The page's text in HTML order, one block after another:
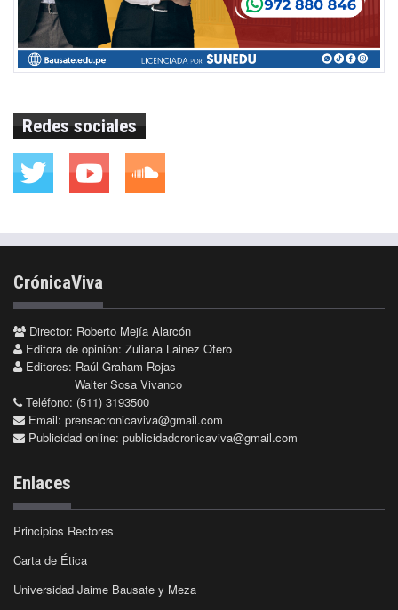
Redes sociales
CrónicaViva
Director: Roberto Mejía Alarcón
Editora de opinión: Zuliana Lainez Otero
Editores: Raúl Graham Rojas
Walter Sosa Vivanco
Teléfono: (511) 3193500
Email: prensacronicaviva@gmail.com
Publicidad online: publicidadcronicaviva@gmail.com
Enlaces
Principios Rectores
Carta de Ética
Universidad Jaime Bausate y Meza